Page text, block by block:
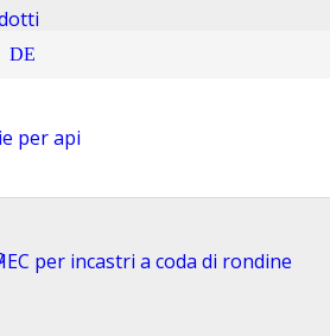
DE
per api
Ticino e
per incastri a coda di rondine